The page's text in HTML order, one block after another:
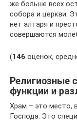
же больше всех
собора и церкви.
нет алтаря и
совершаются
(146 оценок,
Религиозные
функции и
Храм – это место,
Господа. Это